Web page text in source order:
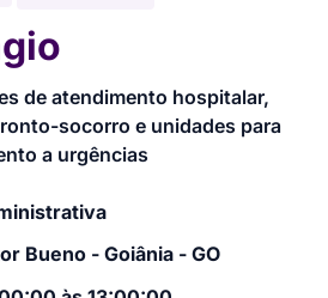
de atendimento hospitalar,
socorro e unidades para
a urgências
Bueno - Goiânia - GO